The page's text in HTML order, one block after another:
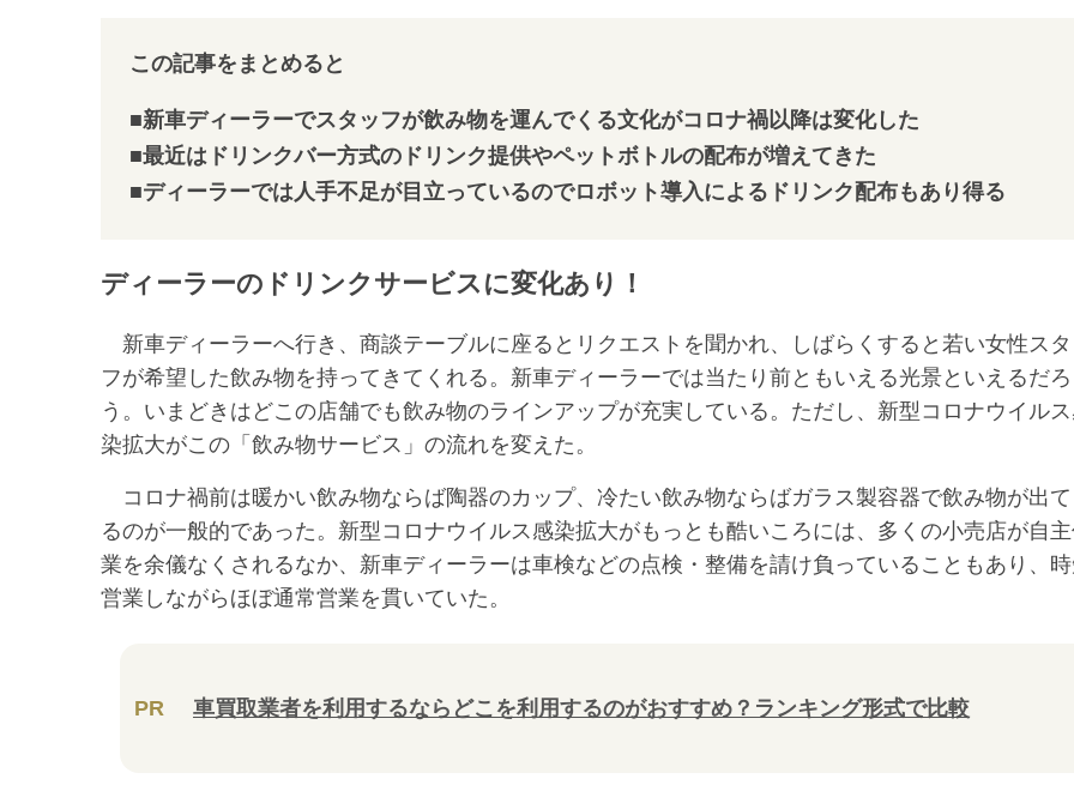
この記事をまとめると
■新車ディーラーでスタッフが飲み物を運んでくる文化がコロナ禍以降は変化した
■最近はドリンクバー方式のドリンク提供やペットボトルの配布が増えてきた
■ディーラーでは人手不足が目立っているのでロボット導入によるドリンク配布もあり得る
ディーラーのドリンクサービスに変化あり！
新車ディーラーへ行き、商談テーブルに座るとリクエストを聞かれ、しばらくすると若い女性ス
フが希望した飲み物を持ってきてくれる。新車ディーラーでは当たり前ともいえる光景といえるだろ
う。いまどきはどこの店舗でも飲み物のラインアップが充実している。ただし、新型コロナウイル
染拡大がこの「飲み物サービス」の流れを変えた。
コロナ禍前は暖かい飲み物ならば陶器のカップ、冷たい飲み物ならばガラス製容器で飲み物が出
るのが一般的であった。新型コロナウイルス感染拡大がもっとも酷いころには、多くの小売店が自
業を余儀なくされるなか、新車ディーラーは車検などの点検・整備を請け負っていることもあり、
営業しながらほぼ通常営業を貫いていた。
PR 車買取業者を利用するならどこを利用するのがおすすめ？ランキング形式で比較